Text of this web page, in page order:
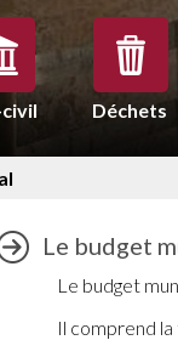
Déchets
Le budget
Le budget
Il comprend